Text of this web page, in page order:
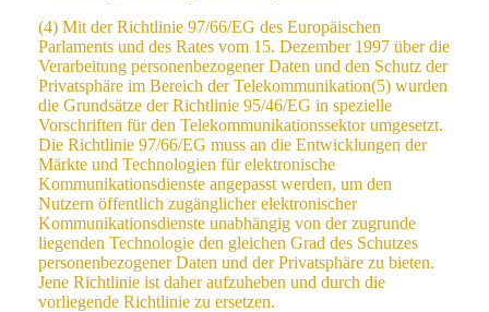
(4) Mit der Richtlinie 97/66/EG des Europäischen
Parlaments und des Rates vom 15. Dezember 1997 über die
Verarbeitung personenbezogener Daten und den Schutz der
Privatsphäre im Bereich der Telekommunikation(5) wurden
die Grundsätze der Richtlinie 95/46/EG in spezielle
Vorschriften für den Telekommunikationssektor umgesetzt.
Die Richtlinie 97/66/EG muss an die Entwicklungen der
Märkte und Technologien für elektronische
Kommunikationsdienste angepasst werden, um den
Nutzern öffentlich zugänglicher elektronischer
Kommunikationsdienste unabhängig von der zugrunde
liegenden Technologie den gleichen Grad des Schutzes
personenbezogener Daten und der Privatsphäre zu bieten.
Jene Richtlinie ist daher aufzuheben und durch die
vorliegende Richtlinie zu ersetzen.